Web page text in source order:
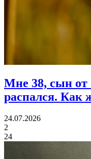
Мне 38, сын от
распался. Как
24.07.2026
2
24